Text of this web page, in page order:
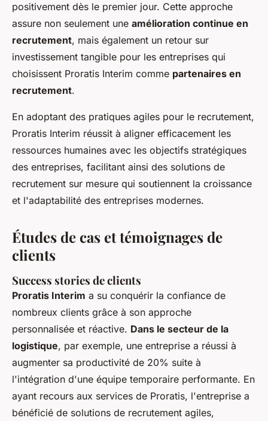
positivement dès le premier jour. Cette approche
assure non seulement une amélioration continue en
recrutement, mais également un retour sur
investissement tangible pour les entreprises qui
choisissent Proratis Interim comme partenaires en
recrutement.
En adoptant des pratiques agiles pour le recrutement,
Proratis Interim réussit à aligner efficacement les
ressources humaines avec les objectifs stratégiques
des entreprises, facilitant ainsi des solutions de
recrutement sur mesure qui soutiennent la croissance
et l'adaptabilité des entreprises modernes.
Études de cas et témoignages de
clients
Success stories de clients
Proratis Interim a su conquérir la confiance de
nombreux clients grâce à son approche
personnalisée et réactive. Dans le secteur de la
logistique, par exemple, une entreprise a réussi à
augmenter sa productivité de 20% suite à
l'intégration d'une équipe temporaire performante. En
ayant recours aux services de Proratis, l'entreprise a
bénéficié de solutions de recrutement agiles,